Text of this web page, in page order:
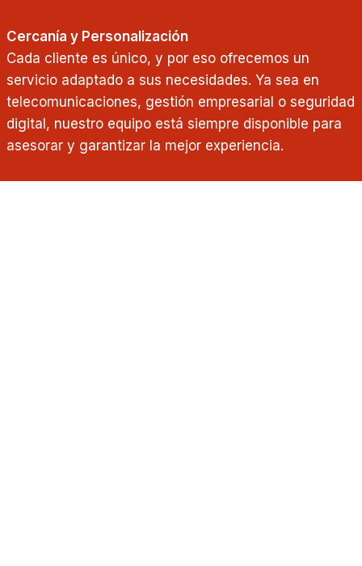
Cercanía y Personalización
Cada cliente es único, y por eso ofrecemos un
servicio adaptado a sus necesidades. Ya sea en
telecomunicaciones, gestión empresarial o seguridad
digital, nuestro equipo está siempre disponible para
asesorar y garantizar la mejor experiencia.